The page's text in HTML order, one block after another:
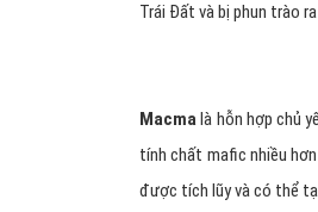
Trái Đất và bị phun trào
Macmalà hỗn hợp chủ
tính chất mafic nhiều
được tích lũy và có thể